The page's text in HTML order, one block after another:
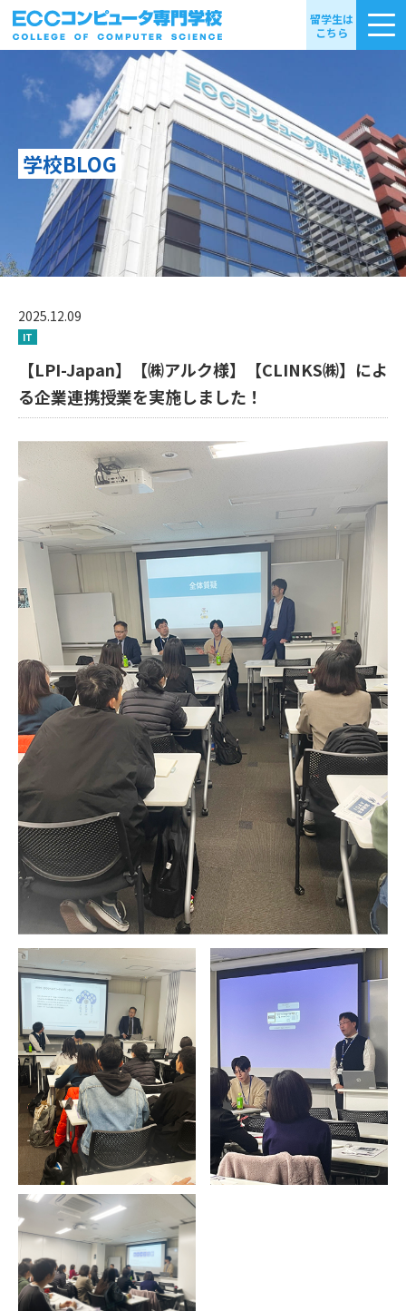
留学生は
こちら
学校BLOG
2025.12.09
IT
【LPI-Japan】【㈱アルク様】【CLINKS㈱】によ
る企業連携授業を実施しました！